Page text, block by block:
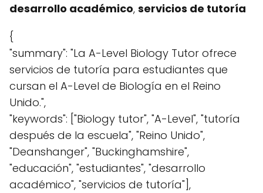
desarrollo académico, servicios de tutoría
{
"summary": "La A-Level Biology Tutor ofrece
servicios de tutoría para estudiantes que
cursan el A-Level de Biología en el Reino
Unido.",
"keywords": ["Biology tutor", "A-Level", "tutoría
después de la escuela", "Reino Unido",
"Deanshanger", "Buckinghamshire",
"educación", "estudiantes", "desarrollo
académico", "servicios de tutoría"],